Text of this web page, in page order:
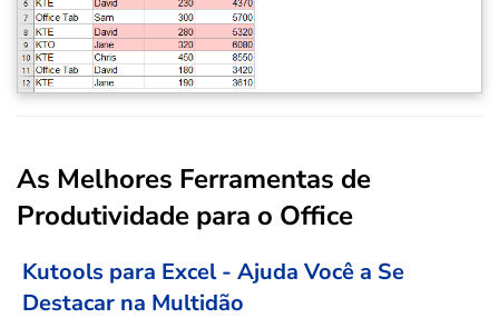
As Melhores Ferramentas de
Produtividade para o Office
Kutools para Excel - Ajuda Você a Se
Destacar na Multidão